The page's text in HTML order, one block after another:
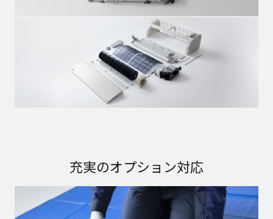
充実のオプション対応